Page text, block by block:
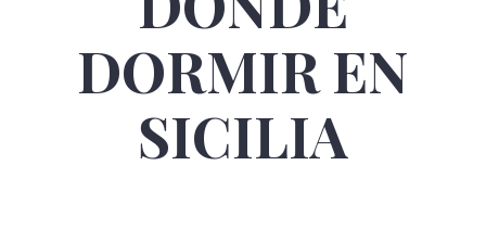
DORMIR EN
SICILIA